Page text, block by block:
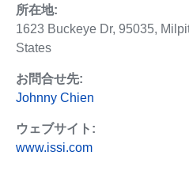
所在地:
1623 Buckeye Dr, 95035,
States
お問合せ先:
Johnny Chien
ウェブサイト:
www.issi.com